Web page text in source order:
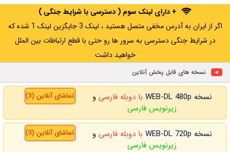
+ دارای لینک سوم ( دسترسی با شرایط جنگی )
اگر از ایران به آدرس مخفی متصل هستید ، لینک 3 جایگزین لینک 1 شده که
در شرایط جنگی دسترسی به سرور ها رو حتی با قطع ارتباطات بین الملل
خواهید داشت
نسخه های قابل پخش آنلاین
نسخه WEB-DL 480p با دوبله فارسی و
زیرنویس فارسی
تماشای آنلاین (3)
نسخه WEB-DL 720p با دوبله فارسی و
زیرنویس فارسی
تماشای آنلاین (3)